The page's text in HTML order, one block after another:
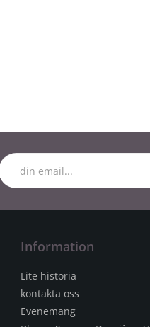
Information
Lite historia
kontakta oss
Evenemang